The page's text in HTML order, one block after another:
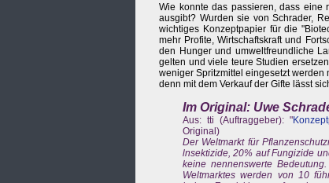
Wie konnte das passieren, dass eine
ausgibt? Wurden sie von Schrader,
wichtiges Konzeptpapier für die
mehr Profite, Wirtschaftskraft und
den Hunger und umweltfreundliche
gelten und viele teure Studien
weniger Spritzmittel eingesetzt
denn mit dem Verkauf der Gifte lässt
Im Original: Uwe
Aus: tti (Auftraggeber): "
Original)
Der Weltmarkt für
lnsektizide, 20% auf Fungizide
keine nennenswerte
Weltmarktes werden von 10